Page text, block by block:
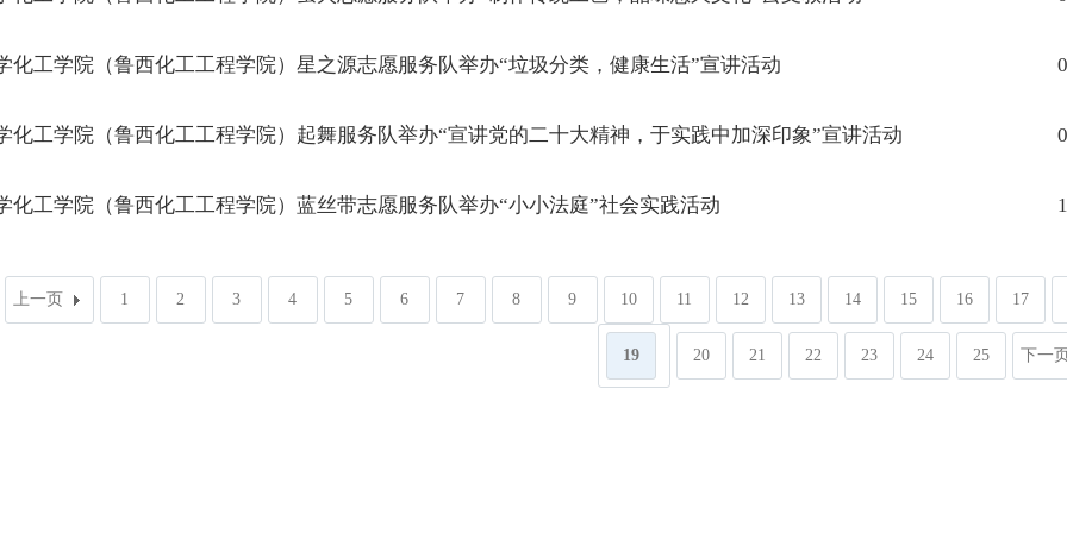
化工学院（鲁西化工工程学院）星之源志愿服务队举办“垃圾分类，健康生活”宣讲活动
化工学院（鲁西化工工程学院）起舞服务队举办“宣讲党的二十大精神，于实践中加深印象”宣讲活动
化工学院（鲁西化工工程学院）蓝丝带志愿服务队举办“小小法庭”社会实践活动
上一页 1 2 3 4 5 6 7 8 9 10 11 12 13 14 15 16 17
19 20 21 22 23 24 25 下一